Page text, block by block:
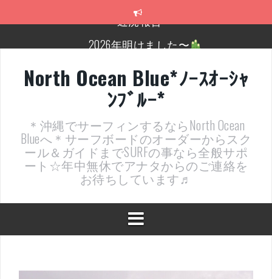
近況報告ww
ヤッチマッターーーー！！！
支部長就任報告と支部予選・検定開催決定！
近況報告～
North Ocean Blue*ﾉｰｽｵｰｼｬ
ﾝﾌﾞﾙｰ*
＊沖縄でサーフィンするならNorth Ocean
Blueへ＊サーフボードのオーダーからスク
ール＆ガイドまでSURFの事なら全般サポ
ート☆年中無休でアナタからのご連絡を
お待ちしています♬